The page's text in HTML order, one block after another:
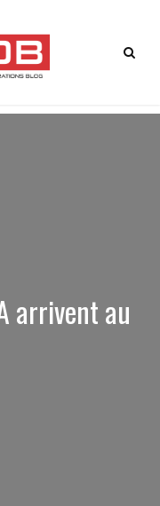
arrivent au